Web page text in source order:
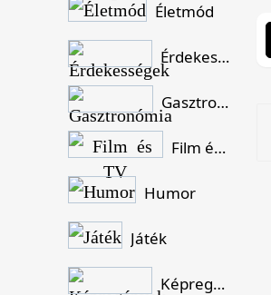
Életmód
Érdekességek
Gasztronómia
Film és TV
Humor
Játék
Képregények